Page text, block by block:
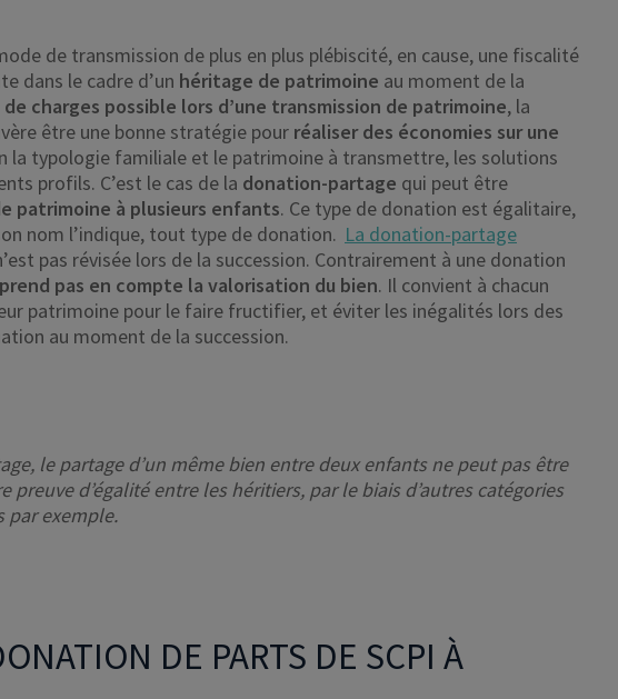
de transmission de plus en plus plébiscité, en cause, une fiscalité
dans le cadre d’un héritage de patrimoine au moment de la
charges possible lors d’une transmission de patrimoine, la
être une bonne stratégie pour réaliser des économies sur une
la typologie familiale et le patrimoine à transmettre, les solutions
profils. C’est le cas de la donation-partage qui peut être
patrimoine à plusieurs enfants. Ce type de donation est égalitaire,
nom l’indique, tout type de donation. La donation-partage
pas révisée lors de la succession. Contrairement à une donation
pas en compte la valorisation du bien. Il convient à chacun
patrimoine pour le faire fructifier, et éviter les inégalités lors des
au moment de la succession.
le partage d’un même bien entre deux enfants ne peut pas être
preuve d’égalité entre les héritiers, par le biais d’autres catégories
par exemple.
DE PARTS DE SCPI À